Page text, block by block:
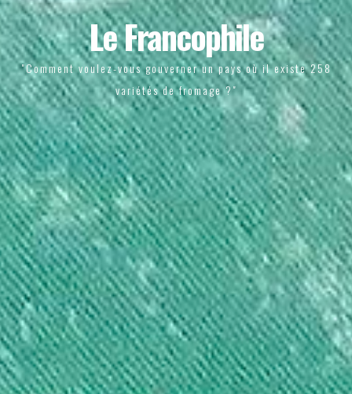
Le Francophile
"Comment voulez-vous gouverner un pays où il existe 258
variétés de fromage ?"